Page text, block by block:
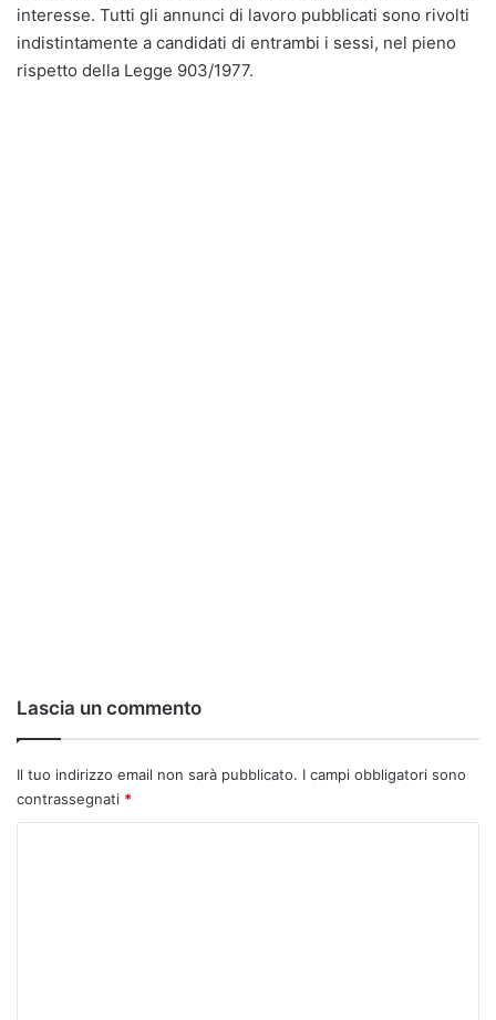
interesse. Tutti gli annunci di lavoro pubblicati sono rivolti
indistintamente a candidati di entrambi i sessi, nel pieno
rispetto della Legge 903/1977.
Lascia un commento
Il tuo indirizzo email non sarà pubblicato. I campi obbligatori sono
contrassegnati *